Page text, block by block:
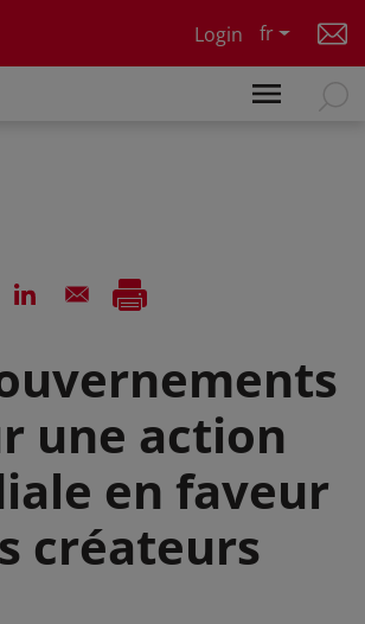
Login
fr
une action
en faveur
créateurs